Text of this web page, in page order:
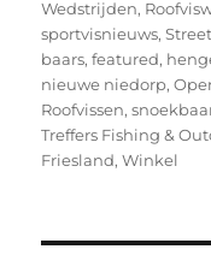
Wedstrijden,
sportvisnieuws,
baars,featured,
nieuwe niedorp,
Roofvissen,
Treffers Fishing &
Friesland,Winkel